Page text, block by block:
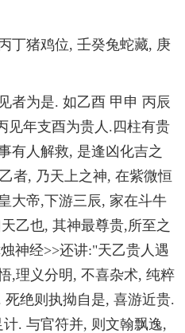
丁猪鸡位, 壬癸兔蛇藏, 庚
者为是. 如乙酉 甲申 丙辰
见年支酉为贵人.四柱有贵
有人解救, 是逢凶化吉之
者, 乃天上之神, 在紫微恒
大帝,下游三辰, 家在斗牛
乙也, 其神最尊贵,所至之
神经>>还讲:"天乙贵人遇
,理义分明, 不喜杂术, 纯粹
绝则执拗自是, 喜游近贵.
. 与官符并, 则文翰飘逸,